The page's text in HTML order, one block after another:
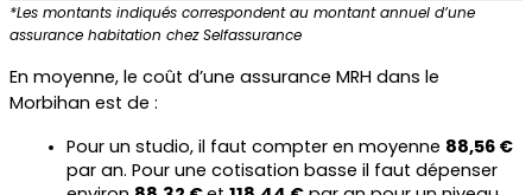
*Les montants indiqués correspondent au montant annuel d’une
assurance habitation chez Selfassurance
En moyenne, le coût d’une assurance MRH dans le
Morbihan est de :
Pour un studio, il faut compter en moyenne 88,56 €
par an. Pour une cotisation basse il faut dépenser